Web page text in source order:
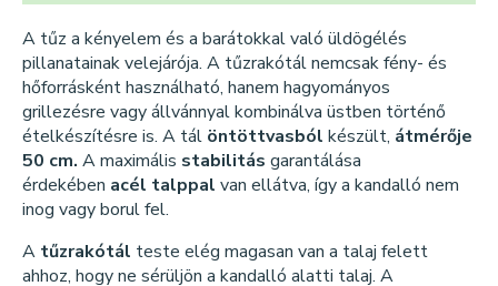
A tűz a kényelem és a barátokkal való üldögélés
pillanatainak velejárója. A tűzrakótál nemcsak fény- és
hőforrásként használható, hanem hagyományos
grillezésre vagy állvánnyal kombinálva üstben történő
ételkészítésre is. A tál öntöttvasból készült, átmérője
50 cm. A maximális stabilitás garantálása
érdekében acél talppal van ellátva, így a kandalló nem
inog vagy borul fel.
A tűzrakótál teste elég magasan van a talaj felett
ahhoz, hogy ne sérüljön a kandalló alatti talaj. A